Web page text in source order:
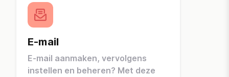
E-mail
E-mail aanmaken, vervolgens
instellen en beheren? Met deze